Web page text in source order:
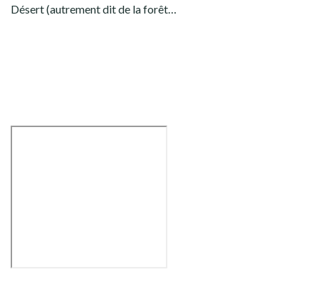
Désert (autrement dit de la forêt…